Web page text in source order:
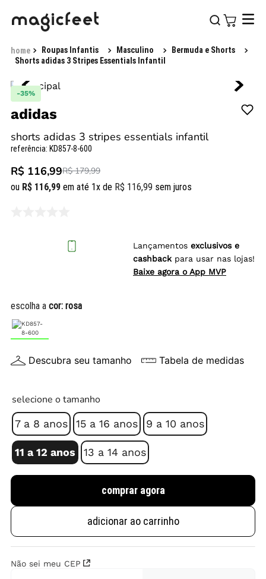
Roupas Infantis Masculino
Bermuda e Shorts
Shorts adidas 3 Stripes Essentials Infantil
-35%
adidas
shorts adidas 3 stripes essentials infantil
referência: KD857-8-600
R$ 116,99R$ 179,99
ou R$ 116,99 em até 1x de R$ 116,99 sem juros
Lançamentos exclusivos e
cashback para usar nas lojas!
Baixe agora o App MVP
escolha a cor: rosa
Descubra seu tamanho Tabela de medidas
selecione o tamanho
7 a 8 anos 15 a 16 anos 9 a 10 anos
11 a 12 anos 13 a 14 anos
comprar agora
adicionar ao carrinho
Não sei meu CEP